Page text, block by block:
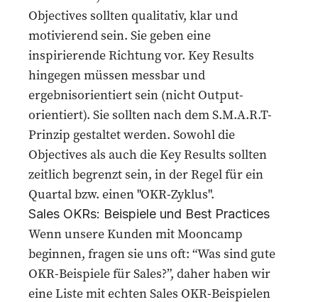
Objectives sollten qualitativ, klar und
motivierend sein. Sie geben eine
inspirierende Richtung vor. Key Results
hingegen müssen messbar und
ergebnisorientiert sein (nicht Output-
orientiert). Sie sollten nach demS.M.A.R.T-
Prinzip gestaltet werden. Sowohl die
Objectives als auch die Key Results sollten
zeitlich begrenzt sein, in der Regel für ein
Quartal bzw. einen "OKR-Zyklus".
Sales OKRs: Beispiele und Best Practices
Wenn unsereKundenmit Mooncamp
beginnen, fragen sie uns oft: “Was sind gute
OKR-Beispiele für Sales?”, daher haben wir
eine Liste mit echten Sales OKR-Beispielen